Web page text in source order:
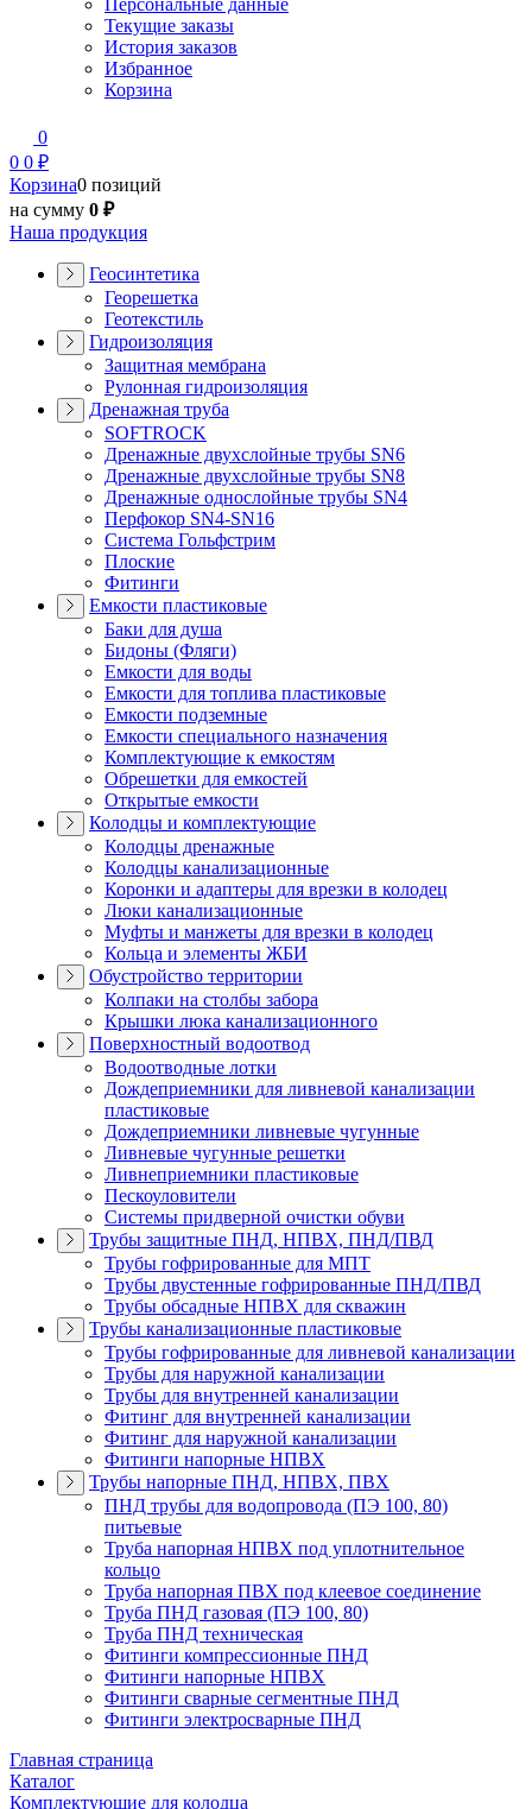
Персональные данные
Текущие заказы
История заказов
Избранное
Корзина
0
0 0 ₽
Корзина0 позиций
на сумму 0 ₽
Наша продукция
Геосинтетика
Георешетка
Геотекстиль
Гидроизоляция
Защитная мембрана
Рулонная гидроизоляция
Дренажная труба
SOFTROCK
Дренажные двухслойные трубы SN6
Дренажные двухслойные трубы SN8
Дренажные однослойные трубы SN4
Перфокор SN4-SN16
Система Гольфстрим
Плоские
Фитинги
Емкости пластиковые
Баки для душа
Бидоны (Фляги)
Емкости для воды
Емкости для топлива пластиковые
Емкости подземные
Емкости специального назначения
Комплектующие к емкостям
Обрешетки для емкостей
Открытые емкости
Колодцы и комплектующие
Колодцы дренажные
Колодцы канализационные
Коронки и адаптеры для врезки в колодец
Люки канализационные
Муфты и манжеты для врезки в колодец
Кольца и элементы ЖБИ
Обустройство территории
Колпаки на столбы забора
Крышки люка канализационного
Поверхностный водоотвод
Водоотводные лотки
Дождеприемники для ливневой канализации
пластиковые
Дождеприемники ливневые чугунные
Ливневые чугунные решетки
Ливнеприемники пластиковые
Пескоуловители
Системы придверной очистки обуви
Трубы защитные ПНД, НПВХ, ПНД/ПВД
Трубы гофрированные для МПТ
Трубы двустенные гофрированные ПНД/ПВД
Трубы обсадные НПВХ для скважин
Трубы канализационные пластиковые
Трубы гофрированные для ливневой канализации
Трубы для наружной канализации
Трубы для внутренней канализации
Фитинг для внутренней канализации
Фитинг для наружной канализации
Фитинги напорные НПВХ
Трубы напорные ПНД, НПВХ, ПВХ
ПНД трубы для водопровода (ПЭ 100, 80)
питьевые
Труба напорная НПВХ под уплотнительное
кольцо
Труба напорная ПВХ под клеевое соединение
Труба ПНД газовая (ПЭ 100, 80)
Труба ПНД техническая
Фитинги компрессионные ПНД
Фитинги напорные НПВХ
Фитинги сварные сегментные ПНД
Фитинги электросварные ПНД
Главная страница
Каталог
Комплектующие для колодца